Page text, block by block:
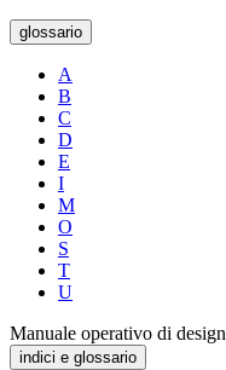
glossario
A
B
C
D
E
I
M
O
S
T
U
Manuale operativo di design
indici e glossario